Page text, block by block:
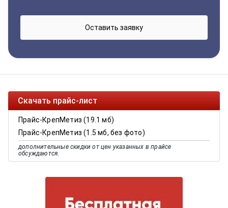
Скачать прайс-лист
Прайс-КрепМетиз (19.1 мб)
Прайс-КрепМетиз (1.5 мб, без фото)
дополнительные скидки от цен указанных в прайсе
обсуждаются.